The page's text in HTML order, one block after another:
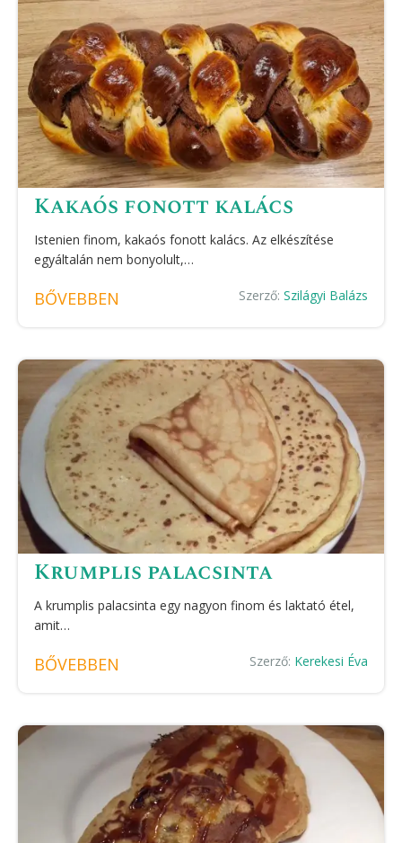
Kakaós fonott kalács
Istenien finom, kakaós fonott kalács. Az elkészítése
egyáltalán nem bonyolult,…
BŐVEBBEN Szerző: Szilágyi Balázs
Krumplis palacsinta
A krumplis palacsinta egy nagyon finom és laktató étel,
amit…
BŐVEBBEN Szerző: Kerekesi Éva